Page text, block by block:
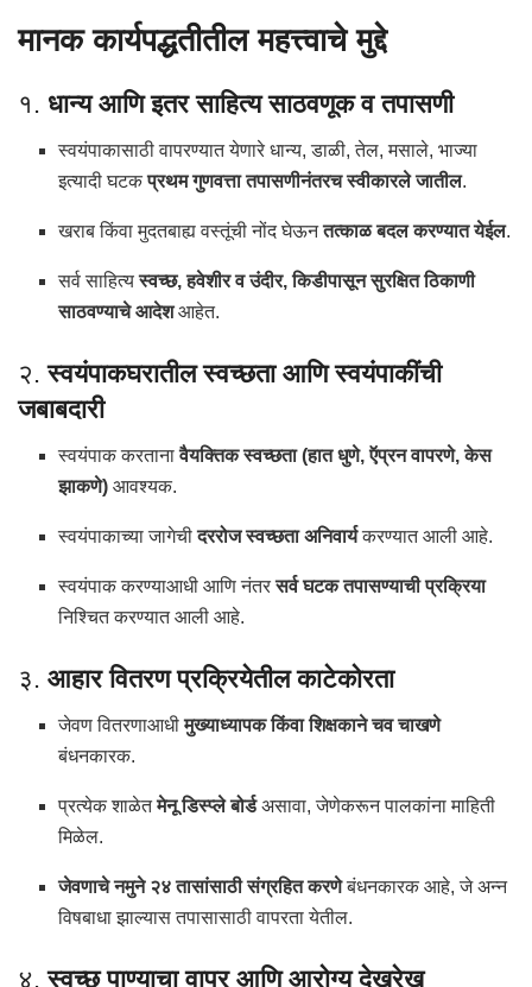
मानक कार्यपद्धतीतील महत्त्वाचे मुद्दे
१. धान्य आणि इतर साहित्य साठवणूक व तपासणी
स्वयंपाकासाठी वापरण्यात येणारे धान्य, डाळी, तेल, मसाले, भाज्या
इत्यादी घटकप्रथम गुणवत्ता तपासणीनंतरच स्वीकारले जातील.
खराब किंवा मुदतबाह्य वस्तूंची नोंद घेऊनतत्काळ बदल करण्यात येईल.
सर्व साहित्यस्वच्छ, हवेशीर व उंदीर, किडीपासून सुरक्षित ठिकाणी
साठवण्याचे आदेशआहेत.
२.स्वयंपाकघरातील स्वच्छता आणि स्वयंपाकींची
जबाबदारी
स्वयंपाक करतानावैयक्तिक स्वच्छता (हात धुणे, ऍप्रन वापरणे, केस
झाकणे) आवश्यक.
स्वयंपाकाच्या जागेचीदररोज स्वच्छता अनिवार्यकरण्यात आली आहे.
स्वयंपाक करण्याआधी आणि नंतरसर्व घटक तपासण्याची प्रक्रिया
निश्चित करण्यात आली आहे.
३. आहार वितरण प्रक्रियेतील काटेकोरता
जेवण वितरणाआधीमुख्याध्यापक किंवा शिक्षकाने चव चाखणे
बंधनकारक.
प्रत्येक शाळेतमेनू डिस्प्ले बोर्डअसावा, जेणेकरून पालकांना माहिती
मिळेल.
जेवणाचे नमुने २४ तासांसाठी संग्रहित करणेबंधनकारक आहे, जे अन्न
विषबाधा झाल्यास तपासासाठी वापरता येतील.
४.स्वच्छ पाण्याचा वापर आणि आरोग्य देखरेख